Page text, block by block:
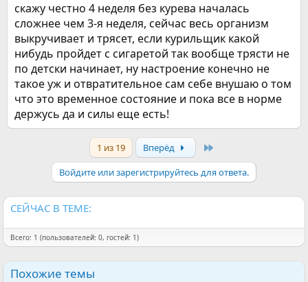
скажу честно 4 неделя без курева началась
сложнее чем 3-я неделя, сейчас весь организм
выкручивает и трясет, если курильщик какой
нибудь пройдет с сигаретой так вообще трясти не
по детски начинает, ну настроение конечно не
такое уж и отвратительное сам себе внушаю о том
что это временное состояние и пока все в норме
держусь да и силы еще есть!​
1 из 19 Вперёд
Войдите или зарегистрируйтесь для ответа.
СЕЙЧАС В ТЕМЕ:
Всего: 1 (пользователей: 0, гостей: 1)
Похожие темы